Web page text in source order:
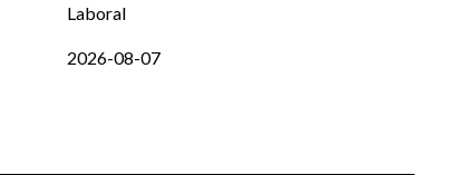
Laboral
2026-08-07